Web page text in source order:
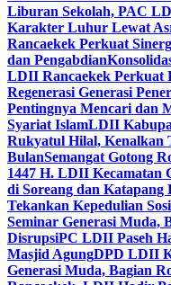
Liburan Sekolah, PAC
Karakter Luhur Lewat
Rancaekek Perkuat
dan Pengabdian
LDII Rancaekek Perkuat
Regenerasi Generasi
Pentingnya Mencari dan
Syariat IslamLDII
Rukyatul Hilal, Kenalkan
BulanSemangat Gotong
1447 H. LDII Kecamatan
di Soreang dan
Tekankan Kepedulian
Seminar Generasi Muda,
DisrupsiPC LDII Paseh
Masjid AgungDPD LDII
Generasi Muda, Bagian